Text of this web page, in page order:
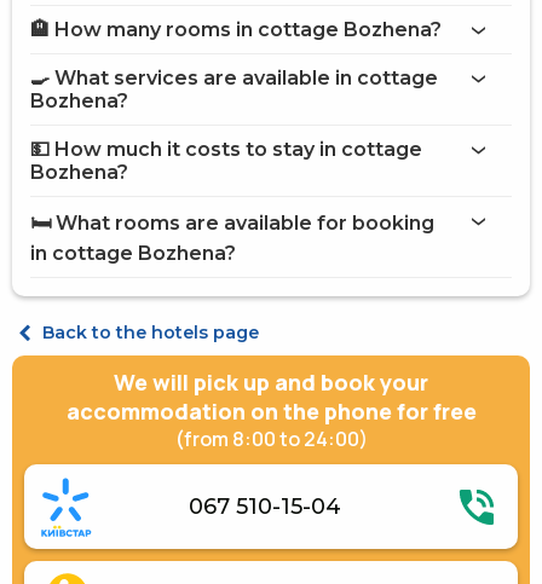
More information about Cottage Bozhena
🏨 How many rooms in cottage Bozhena?
on the website
🍳 What services are available in cottage
Bozhena?
Internet
Vat
Brazier
Street parking
Gazebos
💵 How much it costs to stay in cottage
Bozhena?
🛏️ What rooms are available for booking
in cottage Bozhena?
Cottage Quadruple
Back to the hotels page
We will pick up and book your
accommodation on the phone for free
(from 8:00 to 24:00)
067 510-15-04